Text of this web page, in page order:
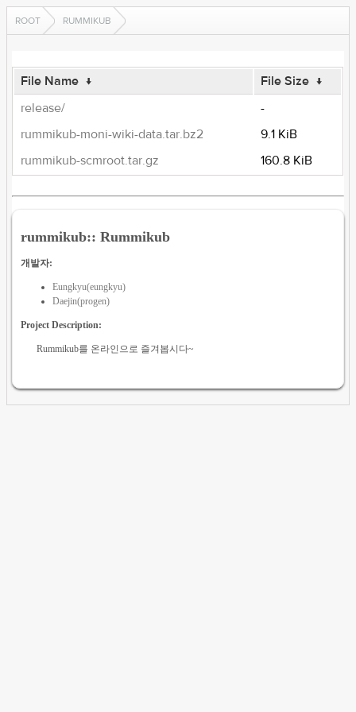
ROOT RUMMIKUB
File Name ↓ File Size ↓
release/
-
rummikub-moni-wiki-data.tar.bz2
9.1 KiB
rummikub-scmroot.tar.gz
160.8 KiB
rummikub:: Rummikub
개발자:
Eungkyu(eungkyu)
Daejin(progen)
Project Description:
Rummikub를 온라인으로 즐겨봅시다~